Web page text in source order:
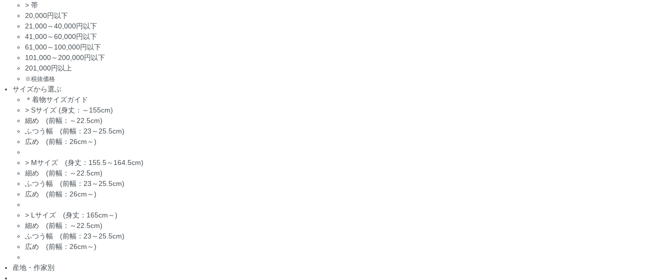
> 帯
20,000円以下
21,000～40,000円以下
41,000～60,000円以下
61,000～100,000円以下
101,000～200,000円以下
201,000円以上
※税抜価格
サイズから選ぶ
＊着物サイズガイド
> Sサイズ (身丈：～155cm)
細め (前幅：～22.5cm)
ふつう幅 (前幅：23～25.5cm)
広め (前幅：26cm～)
> Mサイズ (身丈：155.5～164.5cm)
細め (前幅：～22.5cm)
ふつう幅 (前幅：23～25.5cm)
広め (前幅：26cm～)
> Lサイズ (身丈：165cm～)
細め (前幅：～22.5cm)
ふつう幅 (前幅：23～25.5cm)
広め (前幅：26cm～)
産地・作家別